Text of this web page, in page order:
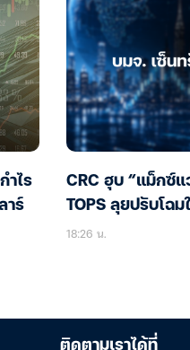
ำไร
าร์
CRC ฮุบ “แม็กซ์แ
TOPS ลุยปรับโฉ
18:26 น.
ติดตามเราได้ที่